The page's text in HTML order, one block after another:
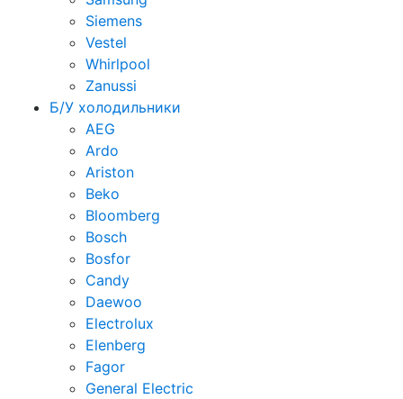
Siemens
Vestel
Whirlpool
Zanussi
Б/У холодильники
AEG
Ardo
Ariston
Beko
Bloomberg
Bosch
Bosfor
Candy
Daewoo
Electrolux
Elenberg
Fagor
General Electric